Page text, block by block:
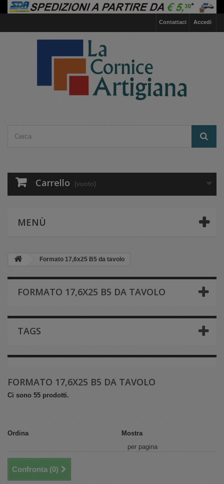
Accedi
Contattaci
Carrello (vuoto)
MENÙ
Formato 17,6x25 B5 da tavolo
FORMATO 17,6X25 B5 DA TAVOLO
TAGS
FORMATO 17,6X25 B5 DA TAVOLO
Ci sono 55 prodotti.
Ordina
Mostra
per pagina
Confronta (0)